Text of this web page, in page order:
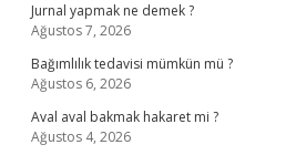
Jurnal yapmak ne demek ?
Ağustos 7, 2026
Bağımlılık tedavisi mümkün mü ?
Ağustos 6, 2026
Aval aval bakmak hakaret mi ?
Ağustos 4, 2026